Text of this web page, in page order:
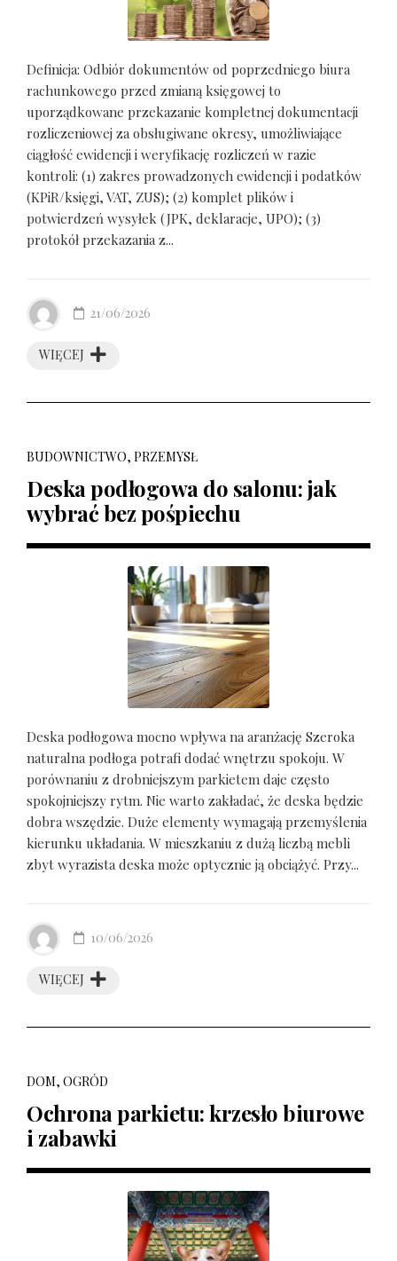
Definicja: Odbiór dokumentów od poprzedniego biura
rachunkowego przed zmianą księgowej to
uporządkowane przekazanie kompletnej dokumentacji
rozliczeniowej za obsługiwane okresy, umożliwiające
ciągłość ewidencji i weryfikację rozliczeń w razie
kontroli: (1) zakres prowadzonych ewidencji i podatków
(KPiR/księgi, VAT, ZUS); (2) komplet plików i
potwierdzeń wysyłek (JPK, deklaracje, UPO); (3)
protokół przekazania z...
WIĘCEJ
21/06/2026
BUDOWNICTWO, PRZEMYSŁ
Deska podłogowa do salonu: jak
wybrać bez pośpiechu
Deska podłogowa mocno wpływa na aranżację Szeroka
naturalna podłoga potrafi dodać wnętrzu spokoju. W
porównaniu z drobniejszym parkietem daje często
spokojniejszy rytm. Nie warto zakładać, że deska będzie
dobra wszędzie. Duże elementy wymagają przemyślenia
kierunku układania. W mieszkaniu z dużą liczbą mebli
zbyt wyrazista deska może optycznie ją obciążyć. Przy...
WIĘCEJ
10/06/2026
DOM, OGRÓD
Ochrona parkietu: krzesło biurowe
i zabawki